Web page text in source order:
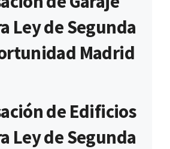
Ley de Segunda
Madrid
de Edificios
Ley de Segunda